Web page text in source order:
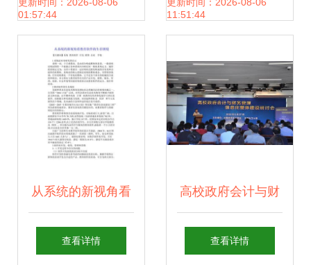
——二级学院线上
教学纪实 教育软件
的研究与开发
01:57:44
交流，聚焦教育软
11:51:44
从系统的新视角看
教育软件的生存困
查看详情
高校政府会计与财
务管理信息化整体
查看详情